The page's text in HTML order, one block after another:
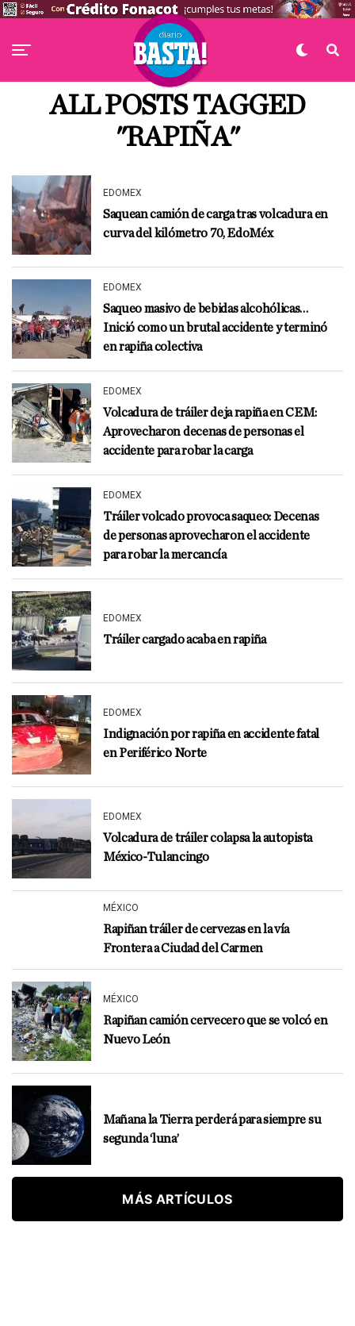
ALL POSTS TAGGED
"RAPIÑA"
EDOMEX
Saquean camión de carga tras volcadura en
curva del kilómetro 70, EdoMéx
EDOMEX
Saqueo masivo de bebidas alcohólicas…
Inició como un brutal accidente y terminó
en rapiña colectiva
EDOMEX
Volcadura de tráiler deja rapiña en CEM:
Aprovecharon decenas de personas el
accidente para robar la carga
EDOMEX
Tráiler volcado provoca saqueo: Decenas
de personas aprovecharon el accidente
para robar la mercancía
EDOMEX
Tráiler cargado acaba en rapiña
EDOMEX
Indignación por rapiña en accidente fatal
en Periférico Norte
EDOMEX
Volcadura de tráiler colapsa la autopista
México-Tulancingo
MÉXICO
Rapiñan tráiler de cervezas en la vía
Frontera a Ciudad del Carmen
MÉXICO
Rapiñan camión cervecero que se volcó en
Nuevo León
Mañana la Tierra perderá para siempre su
segunda ‘luna’
MÁS ARTÍCULOS